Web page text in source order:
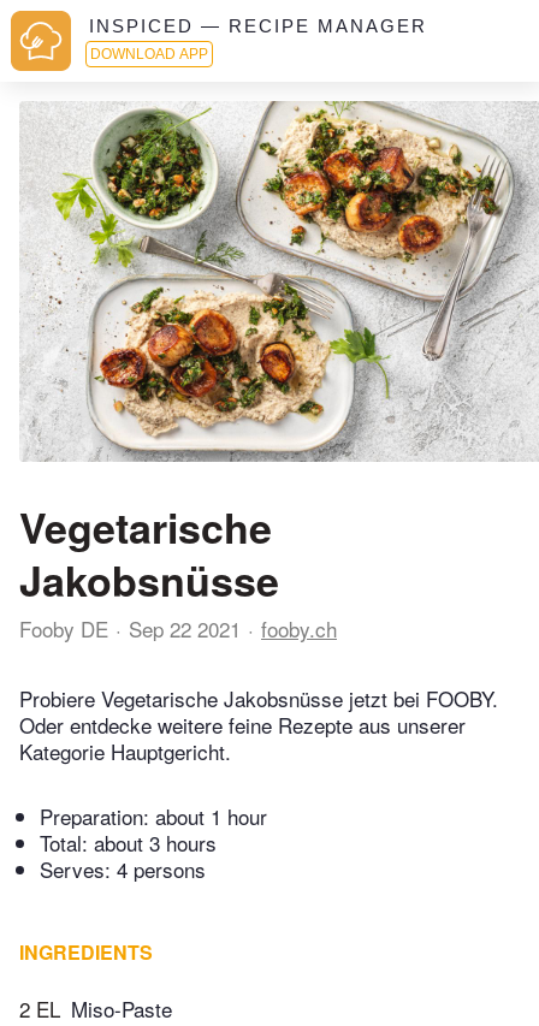
INSPICED — RECIPE MANAGER
DOWNLOAD APP
Vegetarische
Jakobsnüsse
Fooby DE Sep 22 2021 fooby.ch
Probiere Vegetarische Jakobsnüsse jetzt bei FOOBY.
Oder entdecke weitere feine Rezepte aus unserer
Kategorie Hauptgericht.
Preparation: about 1 hour
Total: about 3 hours
Serves: 4 persons
INGREDIENTS
2 EL Miso-Paste